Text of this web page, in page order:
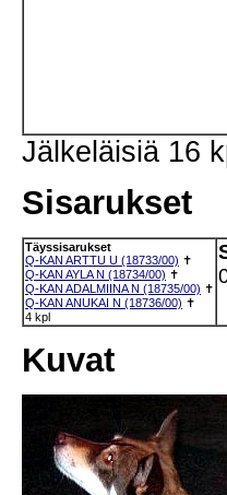
Jälkeläisiä 16
Sisarukset
Täyssisarukset
Q-KAN ARTTU U (18733/00) ✝
Q-KAN AYLA N (18734/00) ✝
Q-KAN ADALMIINA N (18735/00) ✝
Q-KAN ANUKAI N (18736/00) ✝
4 kpl
Kuvat